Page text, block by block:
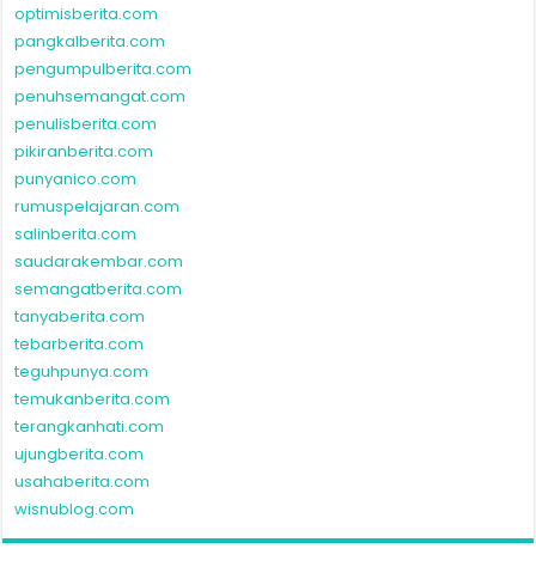
optimisberita.com
pangkalberita.com
pengumpulberita.com
penuhsemangat.com
penulisberita.com
pikiranberita.com
punyanico.com
rumuspelajaran.com
salinberita.com
saudarakembar.com
semangatberita.com
tanyaberita.com
tebarberita.com
teguhpunya.com
temukanberita.com
terangkanhati.com
ujungberita.com
usahaberita.com
wisnublog.com